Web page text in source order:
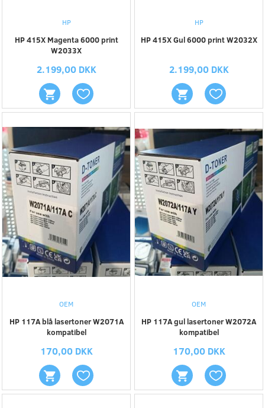
HP
HP 415X Magenta 6000 print
W2033X
2.199,00 DKK
HP
HP 415X Gul 6000 print W2032X
2.199,00 DKK
OEM
HP 117A blå lasertoner W2071A
kompatibel
170,00 DKK
OEM
HP 117A gul lasertoner W2072A
kompatibel
170,00 DKK